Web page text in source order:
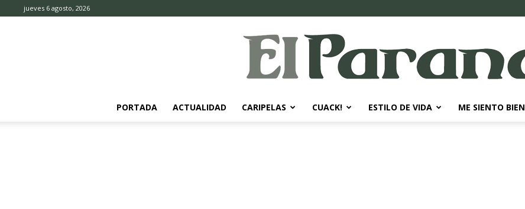
jueves 6 agosto, 2026
PORTADA ACTUALIDAD CARIPELAS CUACK! ESTILO DE VIDA ME SIENTO BIEN